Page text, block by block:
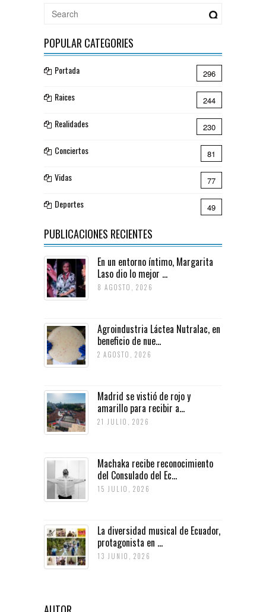
POPULAR CATEGORIES
Portada 296
Raices 244
Realidades 230
Conciertos 81
Vidas 77
Deportes 49
PUBLICACIONES RECIENTES
En un entorno íntimo, Margarita
Laso dio lo mejor ...
8 AGOSTO, 2026
Agroindustria Láctea Nutralac, en
beneficio de nue...
2 AGOSTO, 2026
Madrid se vistió de rojo y
amarillo para recibir a...
21 JULIO, 2026
Machaka recibe reconocimiento
del Consulado del Ec...
15 JULIO, 2026
La diversidad musical de Ecuador,
protagonista en ...
13 JUNIO, 2026